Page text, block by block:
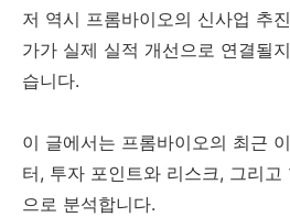
저 역시 프롬바이오의 신사업 추
가가 실제 실적 개선으로 연결될
습니다.
이 글에서는 프롬바이오의 최근
터, 투자 포인트와 리스크, 그리고
으로 분석합니다.